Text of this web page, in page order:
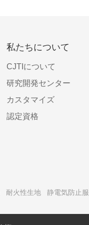
私たちについて
CJTIについて
研究開発センター
カスタマイズ
認定資格
耐火性生地 静電気防止服